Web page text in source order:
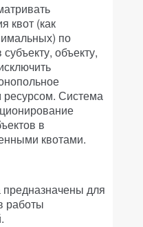
квот (как
по
объекту,
Система
в
квотами.
предназначены для
работы